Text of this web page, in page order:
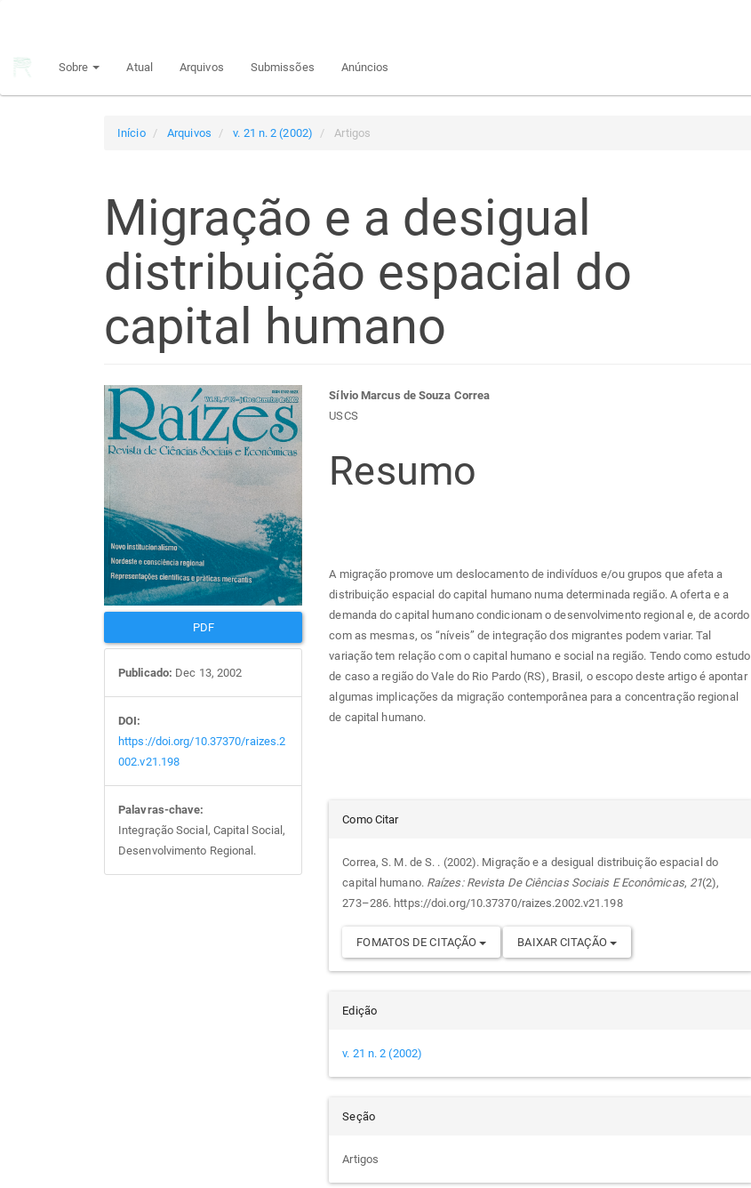
principal
Sobre Atual Arquivos Submissões Anúncios
Início Arquivos v. 21 n. 2 (2002) Artigos
Migração e a desigual
distribuição espacial do
capital humano
Barra
lateral
de
artigos
PDF
Publicado: Dec 13, 2002
DOI:
https://doi.org/10.37370/raizes.2
002.v21.198
Palavras-chave:
Integração Social, Capital Social,
Desenvolvimento Regional.
Conteúdo
do
artigo
Sílvio Marcus de Souza Correa
USCS
Resumo
A migração promove um deslocamento de indivíduos e/ou grupos que afeta a
distribuição espacial do capital humano numa determinada região. A oferta e a
demanda do capital humano condicionam o desenvolvimento regional e, de acordo
com as mesmas, os “níveis” de integração dos migrantes podem variar. Tal
variação tem relação com o capital humano e social na região. Tendo como estudo
de caso a região do Vale do Rio Pardo (RS), Brasil, o escopo deste artigo é apontar
algumas implicações da migração contemporânea para a concentração regional
de capital humano.
Detalhes
do
artigo
Como Citar
Correa, S. M. de S. . (2002). Migração e a desigual distribuição espacial do
capital humano. Raízes: Revista De Ciências Sociais E Econômicas, 21(2),
273–286. https://doi.org/10.37370/raizes.2002.v21.198
FOMATOS DE CITAÇÃO BAIXAR CITAÇÃO
Edição
v. 21 n. 2 (2002)
Seção
Artigos